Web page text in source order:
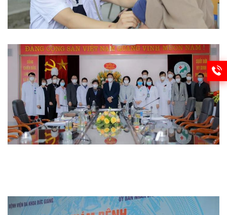
Thi đua khen thưởng